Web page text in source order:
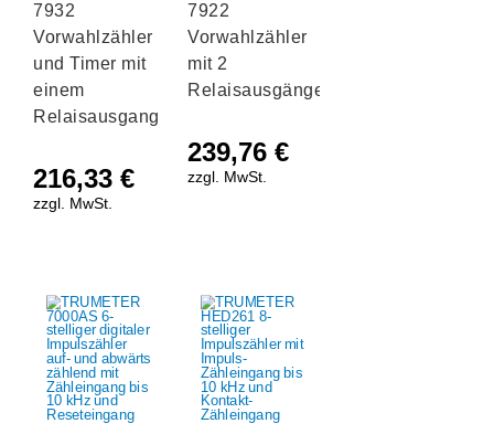
7932
Vorwahlzähler
und Timer mit
einem
Relaisausgang
216,33 €
zzgl. MwSt.
7922
Vorwahlzähler
mit 2
Relaisausgängen
239,76 €
zzgl. MwSt.